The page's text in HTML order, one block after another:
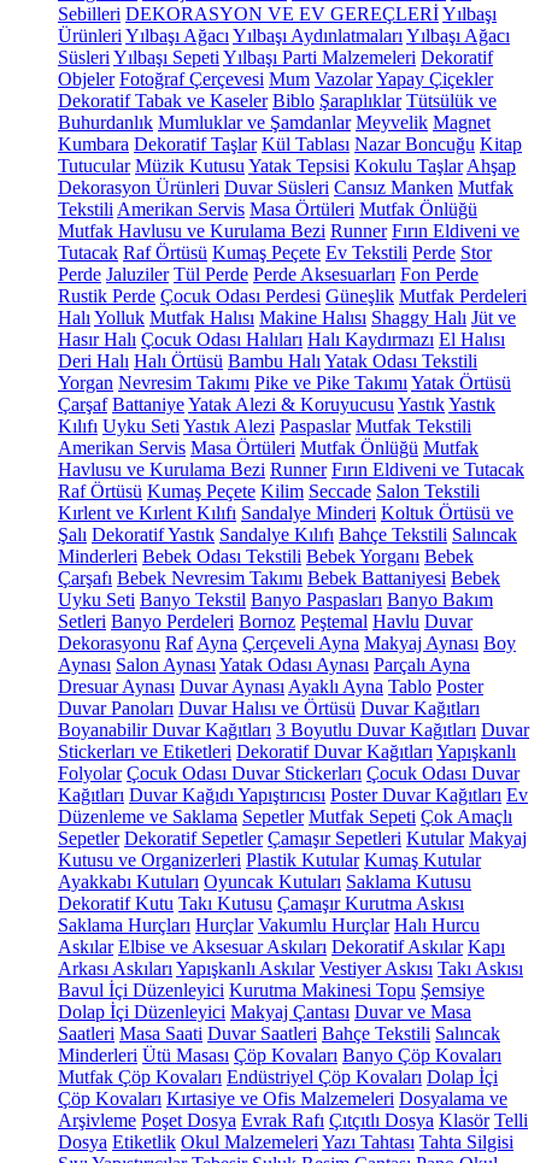
Sebilleri DEKORASYON VE EV GEREÇLERİYılbaşı
Ürünleri Yılbaşı Ağacı Yılbaşı Aydınlatmaları Yılbaşı Ağacı
Süsleri Yılbaşı Sepeti Yılbaşı Parti Malzemeleri Dekoratif
Objeler Fotoğraf Çerçevesi Mum VazolarYapay Çiçekler
Dekoratif Tabak ve Kaseler Biblo Şaraplıklar Tütsülük ve
Buhurdanlık Mumluklar ve Şamdanlar Meyvelik Magnet
Kumbara Dekoratif Taşlar Kül Tablası Nazar Boncuğu Kitap
Tutucular Müzik Kutusu Yatak Tepsisi Kokulu Taşlar Ahşap
Dekorasyon Ürünleri Duvar Süsleri Cansız Manken Mutfak
Tekstili Amerikan Servis Masa Örtüleri Mutfak Önlüğü
Mutfak Havlusu ve Kurulama Bezi Runner Fırın Eldiveni ve
Tutacak Raf Örtüsü Kumaş Peçete Ev Tekstili Perde Stor
Perde Jaluziler Tül Perde Perde Aksesuarları Fon Perde
Rustik Perde Çocuk Odası Perdesi Güneşlik Mutfak Perdeleri
Halı Yolluk Mutfak Halısı Makine Halısı Shaggy Halı Jüt ve
Hasır Halı Çocuk Odası Halıları Halı Kaydırmazı El Halısı
Deri Halı Halı Örtüsü Bambu Halı Yatak Odası Tekstili
Yorgan Nevresim Takımı Pike ve Pike Takımı Yatak Örtüsü
Çarşaf BattaniyeYatak Alezi & Koruyucusu YastıkYastık
Kılıfı Uyku Seti Yastık Alezi Paspaslar Mutfak Tekstili
Amerikan Servis Masa Örtüleri Mutfak Önlüğü Mutfak
Havlusu ve Kurulama Bezi Runner Fırın Eldiveni ve Tutacak
Raf Örtüsü Kumaş Peçete Kilim Seccade Salon Tekstili
Kırlent ve Kırlent Kılıfı Sandalye Minderi Koltuk Örtüsü ve
Şalı Dekoratif Yastık Sandalye Kılıfı Bahçe Tekstili Salıncak
Minderleri Bebek Odası Tekstili Bebek Yorganı Bebek
Çarşafı Bebek Nevresim Takımı Bebek Battaniyesi Bebek
Uyku Seti Banyo Tekstil Banyo Paspasları Banyo Bakım
Setleri Banyo Perdeleri Bornoz Peştemal Havlu Duvar
Dekorasyonu Raf Ayna Çerçeveli Ayna Makyaj Aynası Boy
Aynası Salon Aynası Yatak Odası Aynası Parçalı Ayna
Dresuar Aynası Duvar Aynası Ayaklı Ayna Tablo Poster
Duvar Panoları Duvar Halısı ve Örtüsü Duvar Kağıtları
Boyanabilir Duvar Kağıtları 3 Boyutlu Duvar Kağıtları Duvar
Stickerları ve Etiketleri Dekoratif Duvar Kağıtları Yapışkanlı
Folyolar Çocuk Odası Duvar Stickerları Çocuk Odası Duvar
Kağıtları Duvar Kağıdı Yapıştırıcısı Poster Duvar Kağıtları Ev
Düzenleme ve Saklama Sepetler Mutfak Sepeti Çok Amaçlı
Sepetler Dekoratif Sepetler Çamaşır Sepetleri Kutular Makyaj
Kutusu ve Organizerleri Plastik Kutular Kumaş Kutular
Ayakkabı Kutuları Oyuncak Kutuları Saklama Kutusu
Dekoratif Kutu Takı Kutusu Çamaşır Kurutma Askısı
Saklama Hurçları Hurçlar Vakumlu Hurçlar Halı Hurcu
Askılar Elbise ve Aksesuar Askıları Dekoratif Askılar Kapı
Arkası Askıları Yapışkanlı Askılar Vestiyer Askısı Takı Askısı
Bavul İçi Düzenleyici Kurutma Makinesi Topu Şemsiye
Dolap İçi Düzenleyici Makyaj Çantası Duvar ve Masa
Saatleri Masa Saati Duvar Saatleri Bahçe Tekstili Salıncak
Minderleri Ütü Masası Çöp Kovaları Banyo Çöp Kovaları
Mutfak Çöp Kovaları Endüstriyel Çöp Kovaları Dolap İçi
Çöp Kovaları Kırtasiye ve Ofis Malzemeleri Dosyalama ve
Arşivleme Poşet Dosya Evrak Rafı Çıtçıtlı Dosya Klasör Telli
Dosya Etiketlik Okul Malzemeleri Yazı Tahtası Tahta Silgisi